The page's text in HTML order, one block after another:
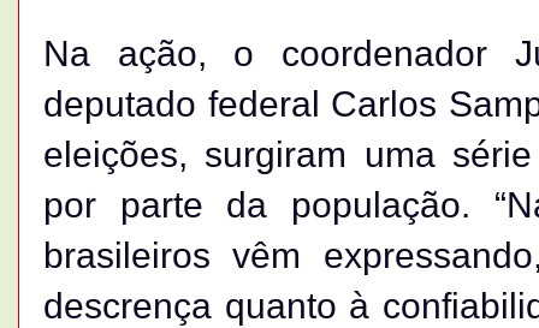
Na ação, o coordenador
deputado federal Carlos
eleições, surgiram uma
por parte da população.
brasileiros vêm
descrença quanto à